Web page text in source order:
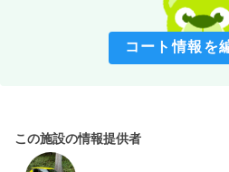
コート情報を
この施設の情報提供者